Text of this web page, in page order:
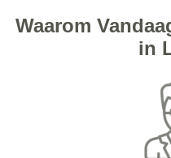
Waarom
in